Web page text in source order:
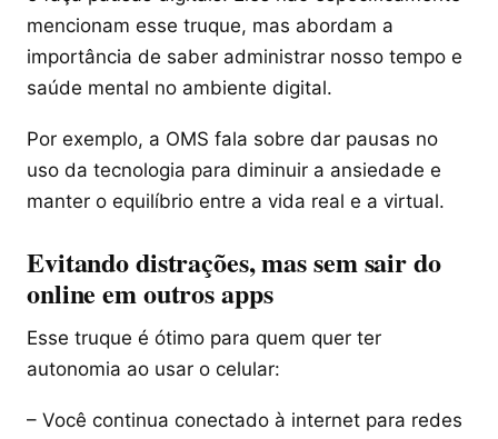
mencionam esse truque, mas abordam a
importância de saber administrar nosso tempo e
saúde mental no ambiente digital.
Por exemplo, a OMS fala sobre dar pausas no
uso da tecnologia para diminuir a ansiedade e
manter o equilíbrio entre a vida real e a virtual.
Evitando distrações, mas sem sair do
online em outros apps
Esse truque é ótimo para quem quer ter
autonomia ao usar o celular:
– Você continua conectado à internet para redes